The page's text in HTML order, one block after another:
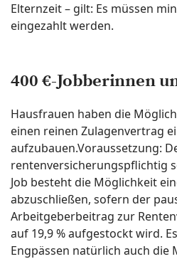
Elternzeit – gilt: Es müssen
eingezahlt werden.
400 €-Jobberinnen
Hausfrauen haben die
einen reinen Zulagenvertrag
aufzubauen.Voraussetzung:
rentenversicherungspflichtig
Job besteht die Möglichkeit
abzuschließen, sofern der
Arbeitgeberbeitrag zur
auf 19,9 % aufgestockt wird.
Engpässen natürlich auch die